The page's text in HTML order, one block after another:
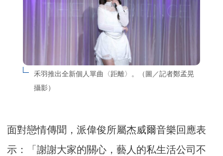
禾羽推出全新個人單曲〈距離〉。（圖／記者鄭孟晃
攝影）
面對戀情傳聞，派偉俊所屬杰威爾音樂回應表
示：「謝謝大家的關心，藝人的私生活公司不